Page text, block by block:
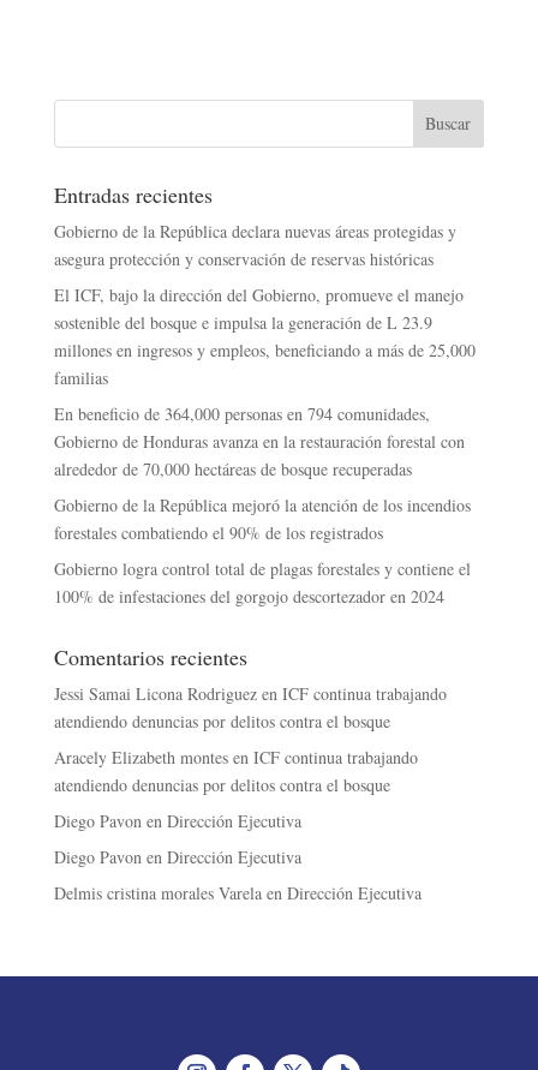
Entradas recientes
Gobierno de la República declara nuevas áreas protegidas y
asegura protección y conservación de reservas históricas
El ICF, bajo la dirección del Gobierno, promueve el manejo
sostenible del bosque e impulsa la generación de L 23.9
millones en ingresos y empleos, beneficiando a más de 25,000
familias
En beneficio de 364,000 personas en 794 comunidades,
Gobierno de Honduras avanza en la restauración forestal con
alrededor de 70,000 hectáreas de bosque recuperadas
Gobierno de la República mejoró la atención de los incendios
forestales combatiendo el 90% de los registrados
Gobierno logra control total de plagas forestales y contiene el
100% de infestaciones del gorgojo descortezador en 2024
Comentarios recientes
Jessi Samai Licona Rodriguezen ICF continua trabajando
atendiendo denuncias por delitos contra el bosque
Aracely Elizabeth montesen ICF continua trabajando
atendiendo denuncias por delitos contra el bosque
Diego Pavon en Dirección Ejecutiva
Diego Pavon en Dirección Ejecutiva
Delmis cristina morales Varelaen Dirección Ejecutiva